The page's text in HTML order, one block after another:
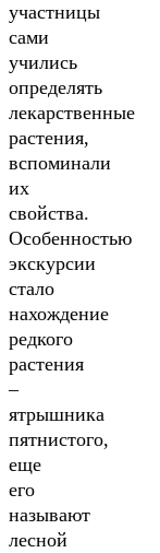
участницы
сами
учились
определять
лекарственные
растения,
вспоминали
их
свойства.
Особенностью
экскурсии
стало
нахождение
редкого
растения
–
ятрышника
пятнистого,
еще
его
называют
лесной